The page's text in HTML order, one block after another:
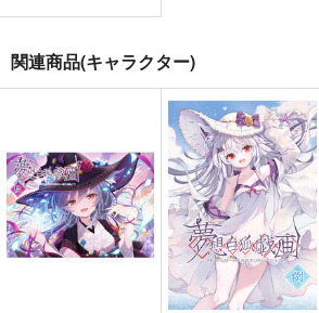
カート
1,375円（税込）
サンプル
月曜日のたわわ
EXTRA
比村乳業
825円（税込）
アイちゃん
サンプル
作品詳細
関連商品(キャラクター)